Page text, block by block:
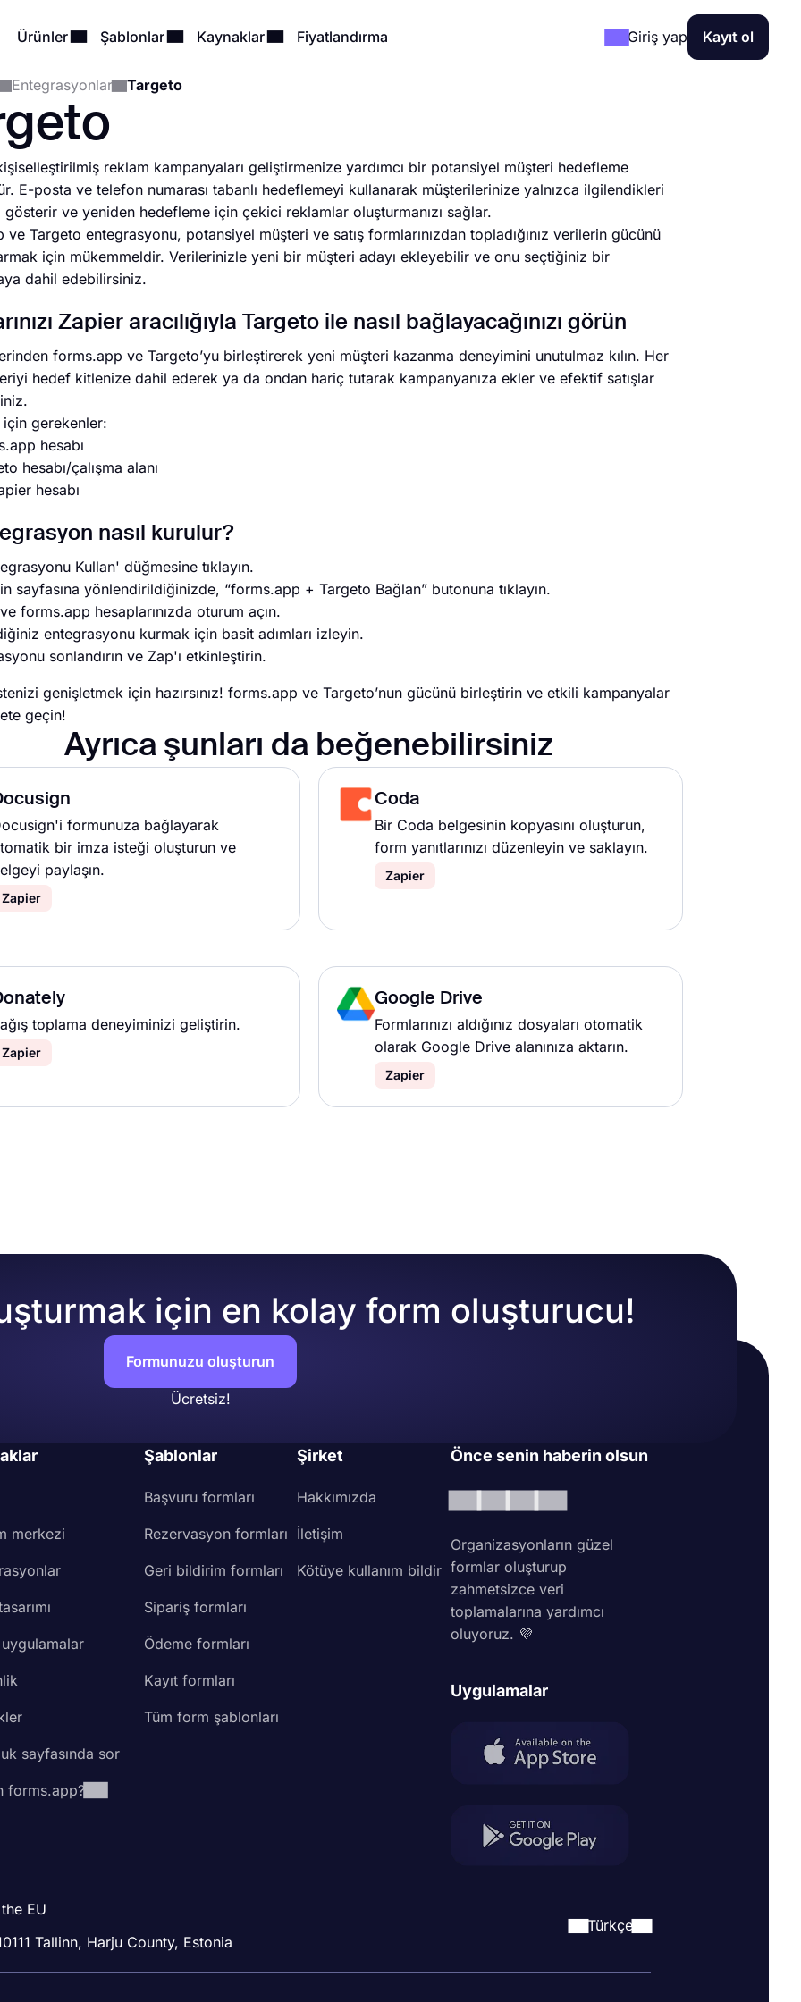
Ürünler Şablonlar Kaynaklar Fiyatlandırma Giriş yap Kayıt ol
Entegrasyonlar Targeto
reklam kampanyaları geliştirmenize yardımcı bir potansiyel müşteri hedefleme
E-posta ve telefon numarası tabanlı hedeflemeyi kullanarak müşterilerinize yalnızca ilgilendikleri
gösterir ve yeniden hedefleme için çekici reklamlar oluşturmanızı sağlar.
Targeto entegrasyonu, potansiyel müşteri ve satış formlarınızdan topladığınız verilerin gücünü
için mükemmeldir. Verilerinizle yeni bir müşteri adayı ekleyebilir ve onu seçtiğiniz bir
dahil edebilirsiniz.
Zapier aracılığıyla Targeto ile nasıl bağlayacağınızı görün
forms.app ve Targeto’yu birleştirerek yeni müşteri kazanma deneyimini unutulmaz kılın. Her
hedef kitlenize dahil ederek ya da ondan hariç tutarak kampanyanıza ekler ve efektif satışlar
için gerekenler:
hesabı
çalışma alanı
hesabı
nasıl kurulur?
Kullan' düğmesine tıklayın.
sayfasına yönlendirildiğinizde, “forms.app + Targeto Bağlan” butonuna tıklayın.
forms.app hesaplarınızda oturum açın.
entegrasyonu kurmak için basit adımları izleyin.
sonlandırın ve Zap'ı etkinleştirin.
genişletmek için hazırsınız! forms.app ve Targeto’nun gücünü birleştirin ve etkili kampanyalar
geçin!
Ayrıca şunları da beğenebilirsiniz
formunuza bağlayarak
bir imza isteği oluşturun ve
paylaşın.
Zapier
Coda
Bir Coda belgesinin kopyasını oluşturun,
form yanıtlarınızı düzenleyin ve saklayın.
Zapier
toplama deneyiminizi geliştirin.
Zapier
Google Drive
Formlarınızı aldığınız dosyaları otomatik
olarak Google Drive alanınıza aktarın.
Zapier
için en kolay form oluşturucu!
Formunuzu oluşturun
Ücretsiz!
merkezi
sayfasında sor
forms.app?
Şablonlar
Başvuru formları
Rezervasyon formları
Geri bildirim formları
Sipariş formları
Ödeme formları
Kayıt formları
Tüm form şablonları
Şirket
Hakkımızda
İletişim
Kötüye kullanım bildir
Önce senin haberin olsun
Organizasyonların güzel
formlar oluşturup
zahmetsizce veri
toplamalarına yardımcı
oluyoruz. 💜
Uygulamalar
EU
Tallinn, Harju County, Estonia
Türkçe